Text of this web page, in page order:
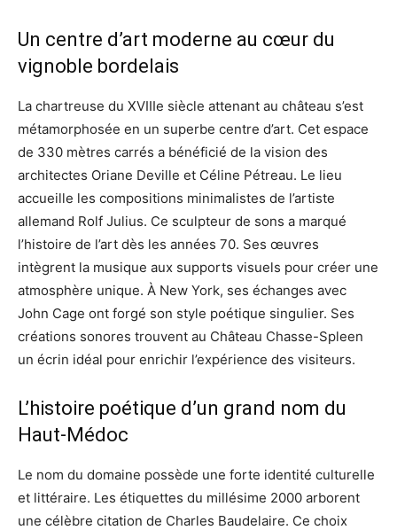
Un centre d’art moderne au cœur du
vignoble bordelais
La chartreuse du XVIIIe siècle attenant au château s’est
métamorphosée en un superbe centre d’art. Cet espace
de 330 mètres carrés a bénéficié de la vision des
architectes Oriane Deville et Céline Pétreau. Le lieu
accueille les compositions minimalistes de l’artiste
allemand Rolf Julius. Ce sculpteur de sons a marqué
l’histoire de l’art dès les années 70. Ses œuvres
intègrent la musique aux supports visuels pour créer une
atmosphère unique. À New York, ses échanges avec
John Cage ont forgé son style poétique singulier. Ses
créations sonores trouvent au Château Chasse-Spleen
un écrin idéal pour enrichir l’expérience des visiteurs.
L’histoire poétique d’un grand nom du
Haut-Médoc
Le nom du domaine possède une forte identité culturelle
et littéraire. Les étiquettes du millésime 2000 arborent
une célèbre citation de Charles Baudelaire. Ce choix